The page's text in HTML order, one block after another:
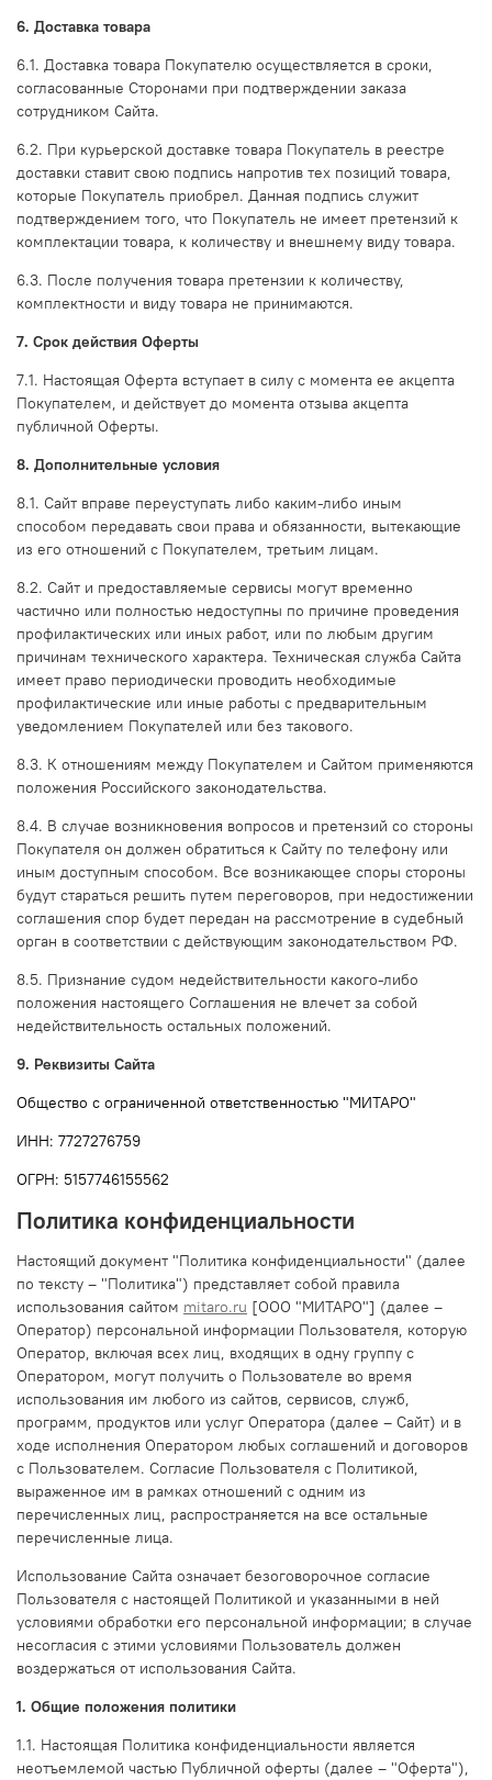
6. Доставка товара
6.1. Доставка товара Покупателю осуществляется в сроки,
согласованные Сторонами при подтверждении заказа
сотрудником Сайта.
6.2. При курьерской доставке товара Покупатель в реестре
доставки ставит свою подпись напротив тех позиций товара,
которые Покупатель приобрел. Данная подпись служит
подтверждением того, что Покупатель не имеет претензий к
комплектации товара, к количеству и внешнему виду товара.
6.3. После получения товара претензии к количеству,
комплектности и виду товара не принимаются.
7. Срок действия Оферты
7.1. Настоящая Оферта вступает в силу с момента ее акцепта
Покупателем, и действует до момента отзыва акцепта
публичной Оферты.
8. Дополнительные условия
8.1. Сайт вправе переуступать либо каким-либо иным
способом передавать свои права и обязанности, вытекающие
из его отношений с Покупателем, третьим лицам.
8.2. Сайт и предоставляемые сервисы могут временно
частично или полностью недоступны по причине проведения
профилактических или иных работ, или по любым другим
причинам технического характера. Техническая служба Сайта
имеет право периодически проводить необходимые
профилактические или иные работы с предварительным
уведомлением Покупателей или без такового.
8.3. К отношениям между Покупателем и Сайтом применяются
положения Российского законодательства.
8.4. В случае возникновения вопросов и претензий со стороны
Покупателя он должен обратиться к Сайту по телефону или
иным доступным способом. Все возникающее споры стороны
будут стараться решить путем переговоров, при недостижении
соглашения спор будет передан на рассмотрение в судебный
орган в соответствии с действующим законодательством РФ.
8.5. Признание судом недействительности какого-либо
положения настоящего Соглашения не влечет за собой
недействительность остальных положений.
9. Реквизиты Сайта
Общество с ограниченной ответственностью "МИТАРО"
ИНН: 7727276759
ОГРН: 5157746155562
Политика конфиденциальности
Настоящий документ "Политика конфиденциальности" (далее
по тексту – "Политика") представляет собой правила
использования сайтом mitaro.ru [ООО "МИТАРО"] (далее –
Оператор) персональной информации Пользователя, которую
Оператор, включая всех лиц, входящих в одну группу с
Оператором, могут получить о Пользователе во время
использования им любого из сайтов, сервисов, служб,
программ, продуктов или услуг Оператора (далее – Сайт) и в
ходе исполнения Оператором любых соглашений и договоров
с Пользователем. Согласие Пользователя с Политикой,
выраженное им в рамках отношений с одним из
перечисленных лиц, распространяется на все остальные
перечисленные лица.
Использование Сайта означает безоговорочное согласие
Пользователя с настоящей Политикой и указанными в ней
условиями обработки его персональной информации; в случае
несогласия с этими условиями Пользователь должен
воздержаться от использования Сайта.
1. Общие положения политики
1.1. Настоящая Политика конфиденциальности является
неотъемлемой частью Публичной оферты (далее – "Оферта"),